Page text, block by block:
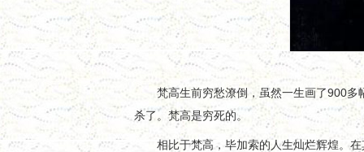
梵高生前穷愁潦倒，虽然一生画了900多
杀了。梵高是穷死的。
相比于梵高，毕加索的人生灿烂辉煌。在